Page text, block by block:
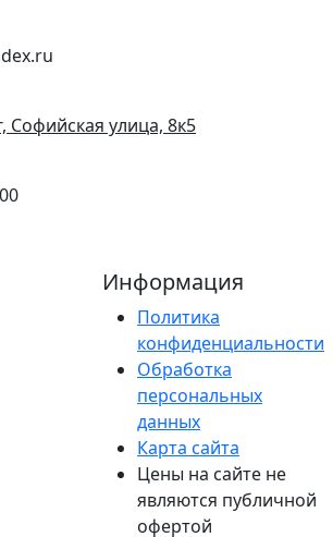
Софийская улица, 8к5
Информация
Политика
конфиденциальности
Обработка
персональных
данных
Карта сайта
Цены на сайте не
являются публичной
офертой